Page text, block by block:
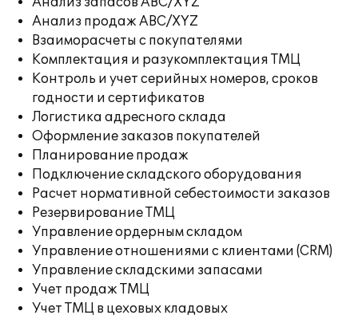
Анализ продаж ABC/XYZ
Взаиморасчеты с покупателями
Комплектация и разукомплектация ТМЦ
Контроль и учет серийных номеров, сроков
годности и сертификатов
Логистика адресного склада
Оформление заказов покупателей
Планирование продаж
Подключение складского оборудования
Расчет нормативной себестоимости заказов
Резервирование ТМЦ
Управление ордерным складом
Управление отношениями с клиентами (CRM)
Управление складскими запасами
Учет продаж ТМЦ
Учет ТМЦ в цеховых кладовых